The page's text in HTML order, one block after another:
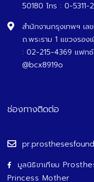
50180 โทร : 0-
สำนักงานกรุงเทพฯ เ
ถ.พระราม 1 แขวงรอ
: 02-215-4369 แฟก
@bcx8919o
ช่องทางติดต่อ
มูลนิธิขาเทียม
Princess Mother